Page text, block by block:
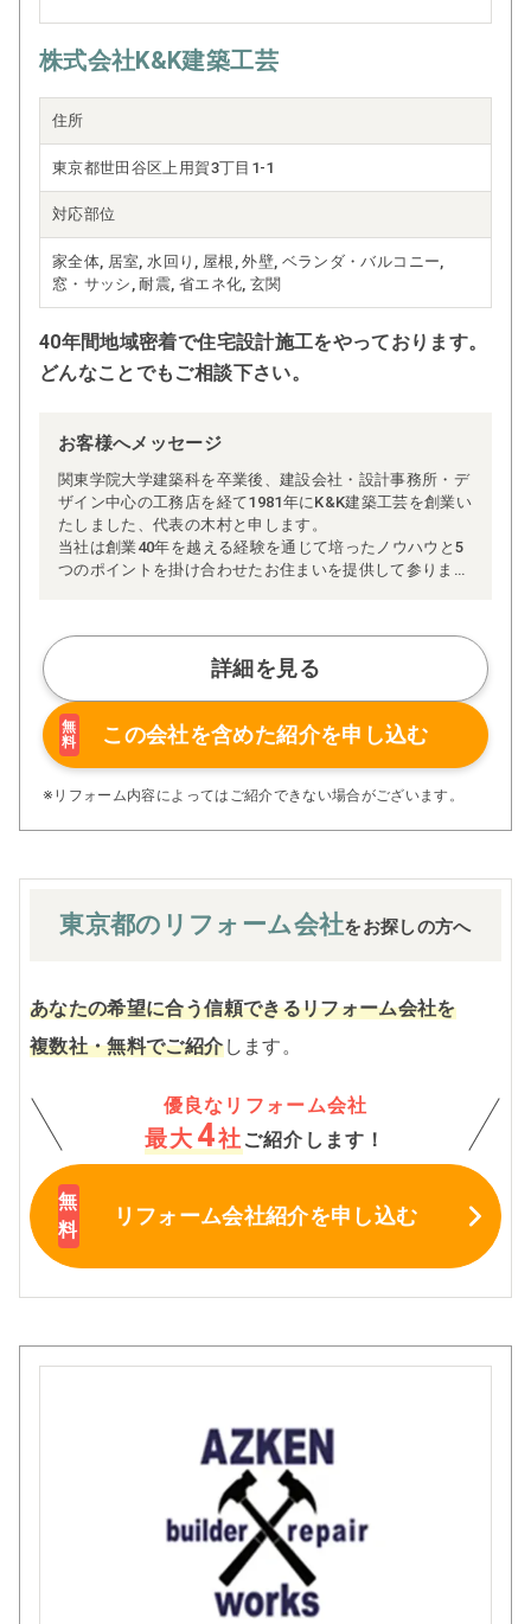
株式会社K&K建築工芸
住所
東京都世田谷区上用賀3丁目1-1
対応部位
家全体, 居室, 水回り, 屋根, 外壁, ベランダ・バルコニー,
窓・サッシ, 耐震, 省エネ化, 玄関
40年間地域密着で住宅設計施工をやっております。
どんなことでもご相談下さい。
お客様へメッセージ
関東学院大学建築科を卒業後、建設会社・設計事務所・デ
ザイン中心の工務店を経て1981年にK&K建築工芸を創業い
たしました、代表の木村と申します。
当社は創業40年を越える経験を通じて培ったノウハウと5
つのポイントを掛け合わせたお住まいを提供して参りま
1)デザイン性、耐久性とメンテナンス性に優れたお住まい
をご提供いたします。
2)施工の無駄を無くし、仕入れの工夫をする事で良いもの
をリーズナブルな価格でご提供いたします。
3)ご家族の安全を確保する為、最高レベルの耐震性能を備
えたお住まいをご提供いたします。
4)一年を通じて快適な生活を送ることが出来る、高い断熱
性をお約束いたします。
詳細を見る
無
料
この会社を含めた紹介を申し込む
※リフォーム内容によってはご紹介できない場合がございます。
東京都の リフォーム会社をお探しの方へ
あなたの希望に合う信頼できるリフォーム会社を
複数社・無料でご紹介します。
優良なリフォーム会社
最大 4社 ご紹介します！
リフォーム会社紹介を申し込む